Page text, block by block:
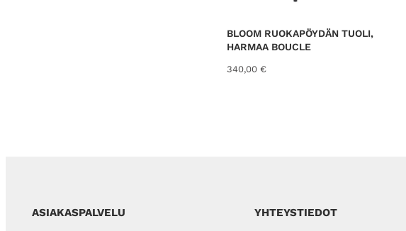
BLOOM RUOKAPÖYDÄN TUOLI,
HARMAA BOUCLE
340,00 €
ASIAKASPALVELU YHTEYSTIEDOT